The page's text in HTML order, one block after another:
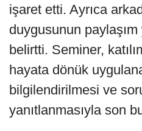
işaret etti. Ayrıca
duygusunun
belirtti. Seminer,
hayata dönük
bilgilendirilmesi ve
yanıtlanmasıyla son